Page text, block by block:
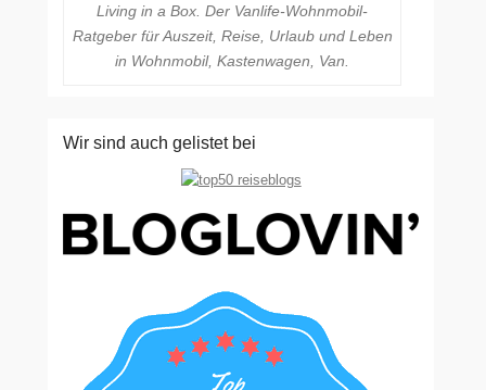
Living in a Box. Der Vanlife-Wohnmobil-
Ratgeber für Auszeit, Reise, Urlaub und Leben
in Wohnmobil, Kastenwagen, Van.
Wir sind auch gelistet bei